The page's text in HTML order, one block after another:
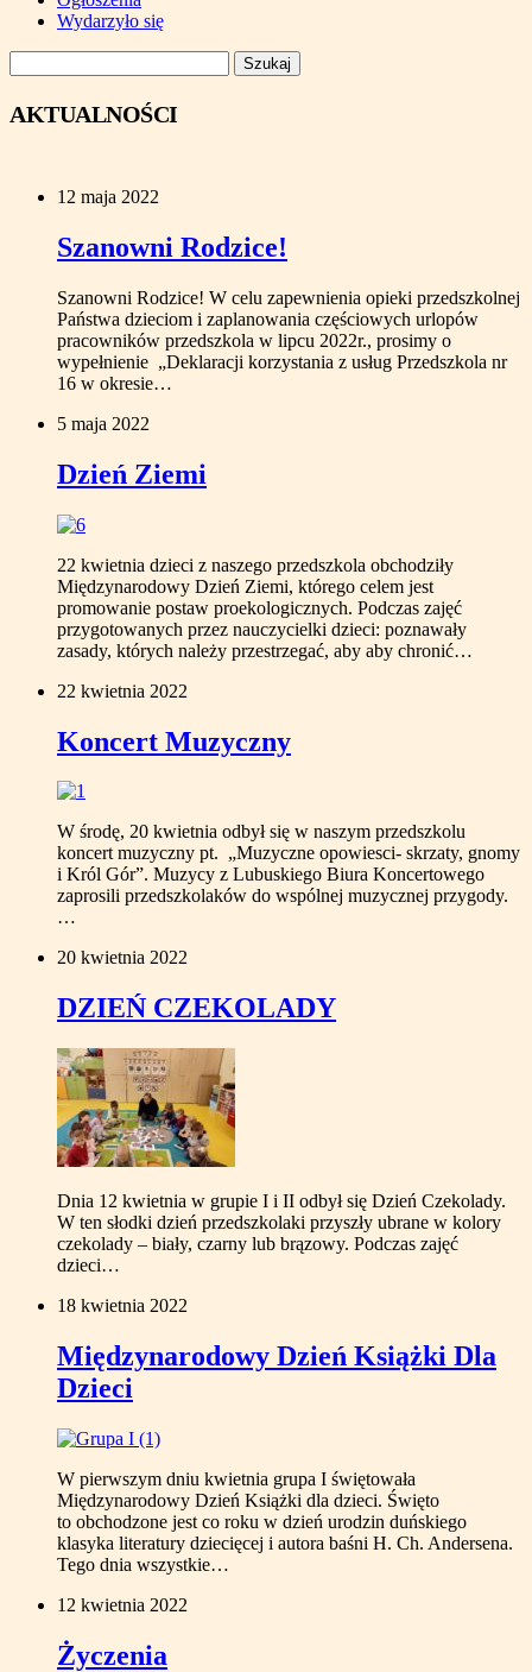
Wydarzyło się
AKTUALNOŚCI
12 maja 2022
Szanowni Rodzice!
Szanowni Rodzice! W celu zapewnienia opieki przedszkolnej
Państwa dzieciom i zaplanowania częściowych urlopów
pracowników przedszkola w lipcu 2022r., prosimy o
wypełnienie „Deklaracji korzystania z usług Przedszkola nr
16 w okresie…
5 maja 2022
Dzień Ziemi
22 kwietnia dzieci z naszego przedszkola obchodziły
Międzynarodowy Dzień Ziemi, którego celem jest
promowanie postaw proekologicznych. Podczas zajęć
przygotowanych przez nauczycielki dzieci: poznawały
zasady, których należy przestrzegać, aby aby chronić…
22 kwietnia 2022
Koncert Muzyczny
W środę, 20 kwietnia odbył się w naszym przedszkolu
koncert muzyczny pt. „Muzyczne opowiesci- skrzaty, gnomy
i Król Gór”. Muzycy z Lubuskiego Biura Koncertowego
zaprosili przedszkolaków do wspólnej muzycznej przygody.
…
20 kwietnia 2022
DZIEŃ CZEKOLADY
Dnia 12 kwietnia w grupie I i II odbył się Dzień Czekolady.
W ten słodki dzień przedszkolaki przyszły ubrane w kolory
czekolady – biały, czarny lub brązowy. Podczas zajęć
dzieci…
18 kwietnia 2022
Międzynarodowy Dzień Książki Dla
Dzieci
W pierwszym dniu kwietnia grupa I świętowała
Międzynarodowy Dzień Książki dla dzieci. Święto
to obchodzone jest co roku w dzień urodzin duńskiego
klasyka literatury dziecięcej i autora baśni H. Ch. Andersena.
Tego dnia wszystkie…
12 kwietnia 2022
Życzenia